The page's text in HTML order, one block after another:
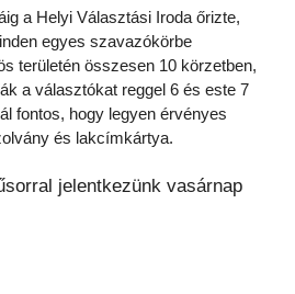
a Helyi Választási Iroda őrizte,
egyes szavazókörbe
területén összesen 10 körzetben,
a választókat reggel 6 és este 7
fontos, hogy legyen érvényes
és lakcímkártya.